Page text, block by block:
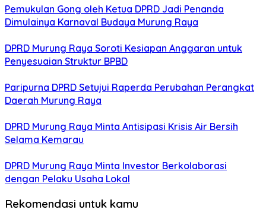
Pemukulan Gong oleh Ketua DPRD Jadi Penanda
Dimulainya Karnaval Budaya Murung Raya
DPRD Murung Raya Soroti Kesiapan Anggaran untuk
Penyesuaian Struktur BPBD
Paripurna DPRD Setujui Raperda Perubahan Perangkat
Daerah Murung Raya
DPRD Murung Raya Minta Antisipasi Krisis Air Bersih
Selama Kemarau
DPRD Murung Raya Minta Investor Berkolaborasi
dengan Pelaku Usaha Lokal
Rekomendasi untuk kamu